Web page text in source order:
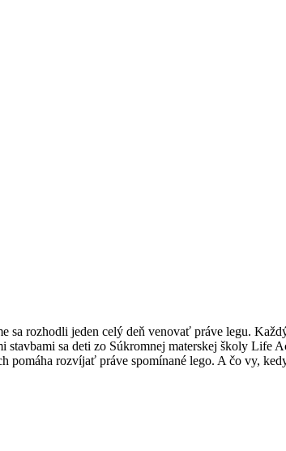
rozhodli jeden celý deň venovať práve legu.
sa deti zo Súkromnej materskej školy Life
rozvíjať práve spomínané lego. A čo vy,